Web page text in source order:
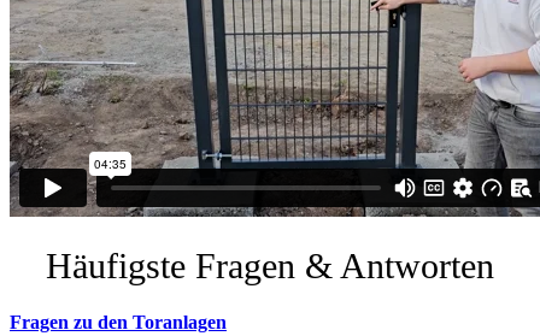
Häufigste Fragen & Antworten
Fragen zu den Toranlagen